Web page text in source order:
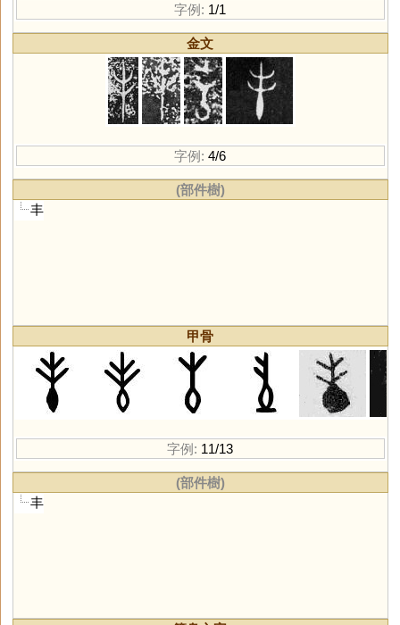
字例: 1/1
金文
字例: 4/6
(部件樹)
丰
甲骨
字例: 11/13
(部件樹)
丰